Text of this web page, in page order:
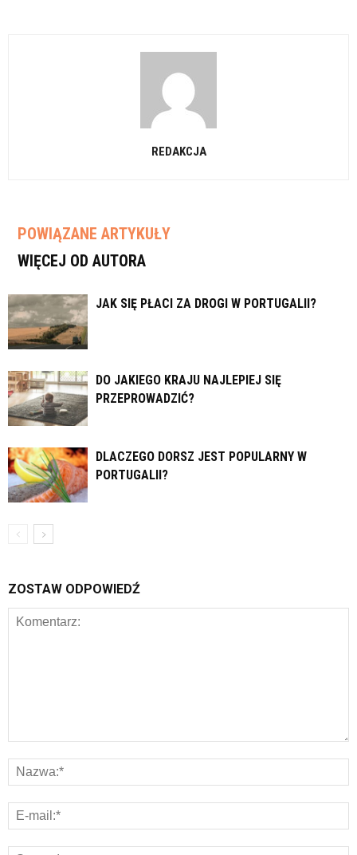
REDAKCJA
POWIĄZANE ARTYKUŁY
WIĘCEJ OD AUTORA
JAK SIĘ PŁACI ZA DROGI W PORTUGALII?
DO JAKIEGO KRAJU NAJLEPIEJ SIĘ
PRZEPROWADZIĆ?
DLACZEGO DORSZ JEST POPULARNY W
PORTUGALII?
ZOSTAW ODPOWIEDŹ